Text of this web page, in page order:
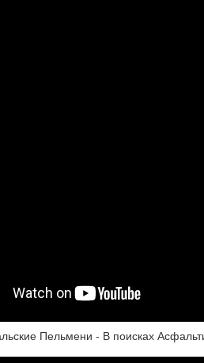
Пельмени - В поисках